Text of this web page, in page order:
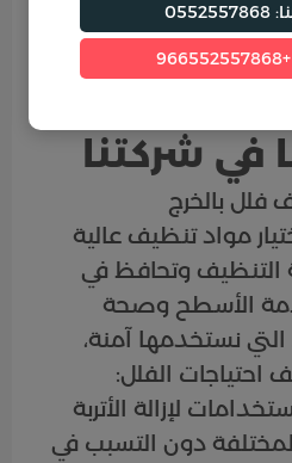
إلى مكانه الصحيح
التي نقوم
في شركتنا
بالخرج
على اختيار مواد تنظيف عالية
التنظيف وتحافظ في
الأسطح وصحة
نستخدمها آمنة،
احتياجات الفلل:
لإزالة الأتربة
دون التسبب في